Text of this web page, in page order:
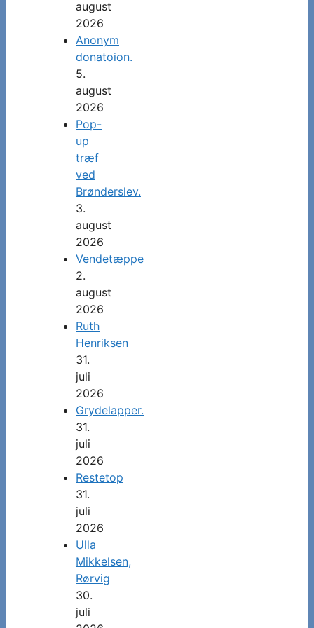
august
2026
Anonym
donatoion.
5.
august
2026
Pop-
up
træf
ved
Brønderslev.
3.
august
2026
Vendetæppe
2.
august
2026
Ruth
Henriksen
31.
juli
2026
Grydelapper.
31.
juli
2026
Restetop
31.
juli
2026
Ulla
Mikkelsen,
Rørvig
30.
juli